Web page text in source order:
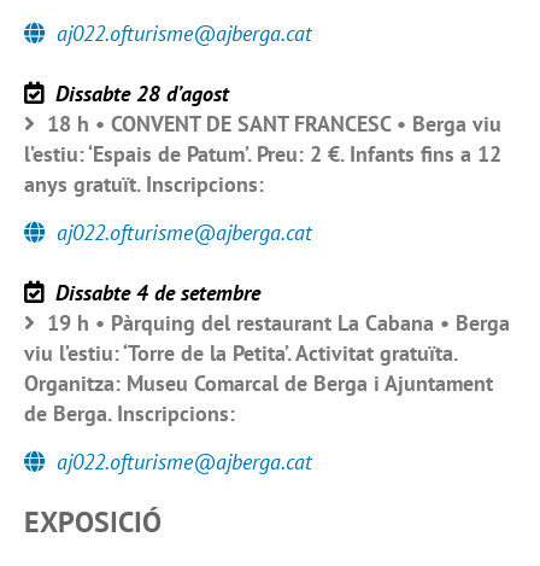
aj022.ofturisme@ajberga.cat
Dissabte 28 d’agost
18 h • CONVENT DE SANT FRANCESC • Berga viu
l’estiu: ‘Espais de Patum’. Preu: 2 €. Infants fins a 12
anys gratuït. Inscripcions:
aj022.ofturisme@ajberga.cat
Dissabte 4 de setembre
19 h • Pàrquing del restaurant La Cabana • Berga
viu l’estiu: ‘Torre de la Petita’. Activitat gratuïta.
Organitza: Museu Comarcal de Berga i Ajuntament
de Berga. Inscripcions:
aj022.ofturisme@ajberga.cat
EXPOSICIÓ